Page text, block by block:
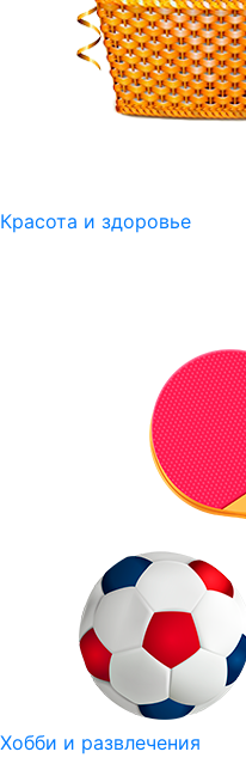
Красота и здоровье
Хобби и развлечения